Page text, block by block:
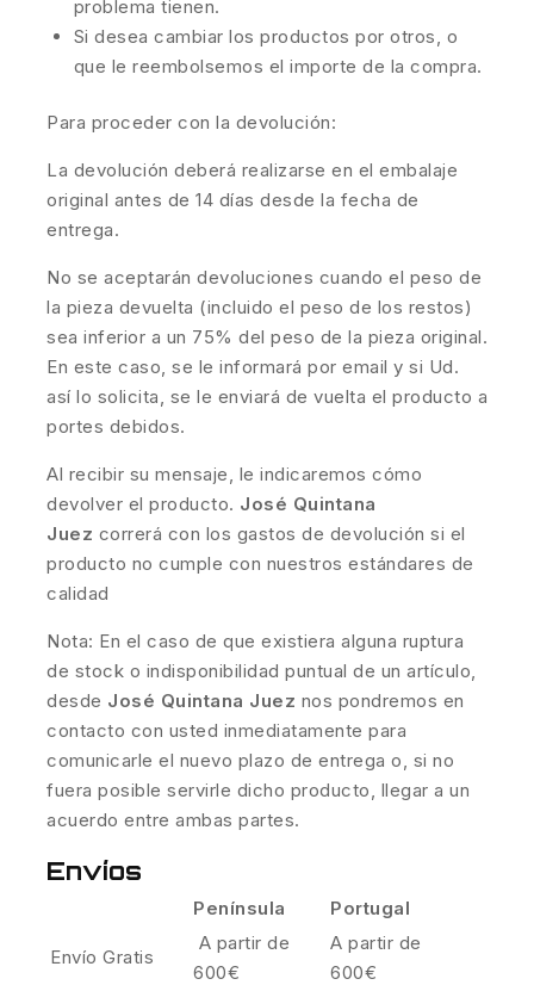
problema tienen.
Si desea cambiar los productos por otros, o
que le reembolsemos el importe de la compra.
Para proceder con la devolución:
La devolución deberá realizarse en el embalaje
original antes de 14 días desde la fecha de
entrega.
No se aceptarán devoluciones cuando el peso de
la pieza devuelta (incluido el peso de los restos)
sea inferior a un 75% del peso de la pieza original.
En este caso, se le informará por email y si Ud.
así lo solicita, se le enviará de vuelta el producto a
portes debidos.
Al recibir su mensaje, le indicaremos cómo
devolver el producto. José Quintana
Juez correrá con los gastos de devolución si el
producto no cumple con nuestros estándares de
calidad
Nota: En el caso de que existiera alguna ruptura
de stock o indisponibilidad puntual de un artículo,
desde José Quintana Juez nos pondremos en
contacto con usted inmediatamente para
comunicarle el nuevo plazo de entrega o, si no
fuera posible servirle dicho producto, llegar a un
acuerdo entre ambas partes.
Envíos
Península Portugal
Envío Gratis
A partir de
600€
A partir de
600€